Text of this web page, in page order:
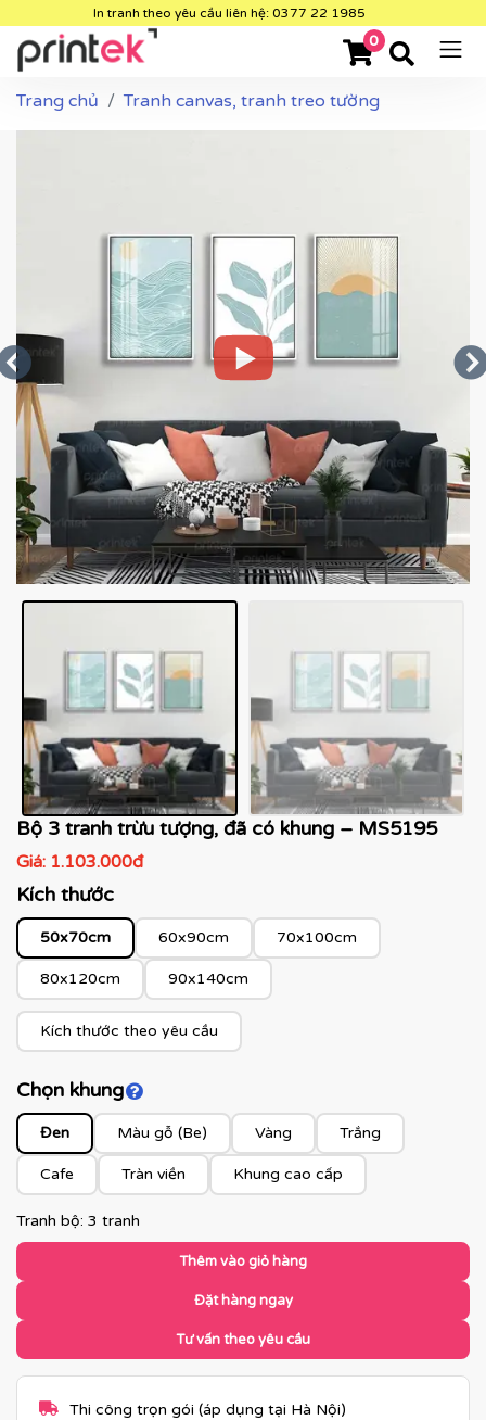
In tranh theo yêu cầu liên hệ: 0377 22 1985
0
Trang chủ Tranh canvas, tranh treo tường
Bộ 3 tranh trừu tượng, đã có khung – MS5195
Giá: 1.103.000đ
Kích thước
50x70cm 60x90cm 70x100cm
80x120cm 90x140cm
Kích thước theo yêu cầu
Chọn khungClick để xem màu khung
Đen Màu gỗ (Be) Vàng Trắng
Cafe Tràn viền Khung cao cấp
Tranh bộ: 3 tranh
Thêm vào giỏ hàng
Đặt hàng ngay
Tư vấn theo yêu cầu
Thi công trọn gói (áp dụng tại Hà Nội)